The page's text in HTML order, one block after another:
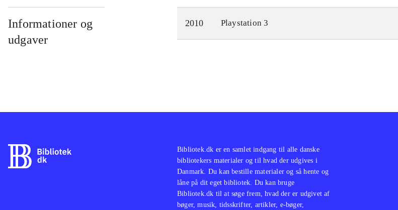
Informationer og
udgaver
2010 Playstation 3
Bibliotek.dk er en samlet indgang til alle danske
bibliotekers materialer og til hvad der udgives i
Danmark. Du kan bestille materialer og så hente og
låne på dit eget bibliotek. Du kan bruge
Bibliotek.dk til at søge frem, hvad der er udgivet af
bøger, musik, tidsskrifter, artikler, e-bøger,